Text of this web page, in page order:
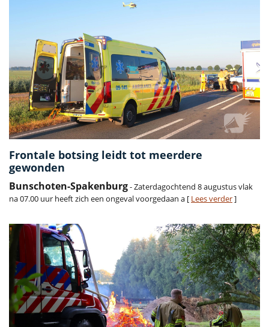
Frontale botsing leidt tot meerdere
gewonden
Bunschoten-Spakenburg- Zaterdagochtend 8 augustus vlak
na 07.00 uur heeft zich een ongeval voorgedaan a [ Lees verder]